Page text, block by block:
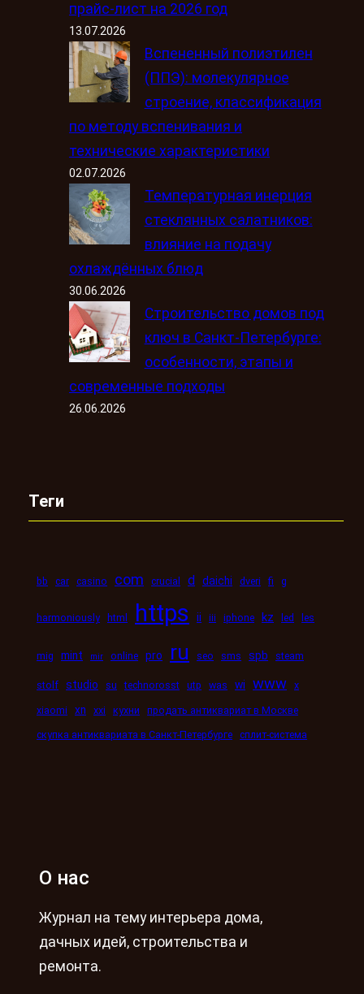
прайс-лист на 2026 год
13.07.2026
Вспененный полиэтилен
(ППЭ): молекулярное
строение, классификация
по методу вспенивания и
технические характеристики
02.07.2026
Температурная инерция
стеклянных салатников:
влияние на подачу
охлаждённых блюд
30.06.2026
Строительство домов под
ключ в Санкт-Петербурге:
особенности, этапы и
современные подходы
26.06.2026
Теги
bb car casino com crucial d daichi dveri fi g
harmoniously html https ii iii iphone kz led les
mig mint mir online pro ru seo sms spb steam
stolf studio su technorosst utp was wi www x
xiaomi xn xxi кухни
продать антиквариат в Москве
скупка антиквариата в Санкт-Петербурге сплит-система
О нас
Журнал на тему интерьера дома,
дачных идей, строительства и
ремонта.